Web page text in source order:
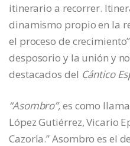
itinerario a recorrer.
dinamismo propio en la
el proceso de
desposorio y la unión y
destacados del Cántico
“Asombro”,es como
López Gutiérrez, Vicario
Cazorla.” Asombro es el